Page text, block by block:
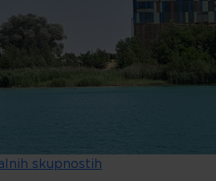
skupnostih